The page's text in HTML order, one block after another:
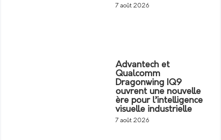
7 août 2026
Advantech et
Qualcomm
Dragonwing IQ9
ouvrent une nouvelle
ère pour l’intelligence
visuelle industrielle
7 août 2026